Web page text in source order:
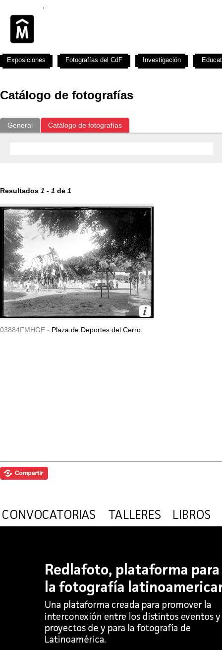
Catálogo de fotografías
General Catálogo de fotografías
Resultados 1 - 1 de 1
03884FMHGE - Plaza de Deportes del Cerro.
Exposiciones Fotografías del CdF Investigación